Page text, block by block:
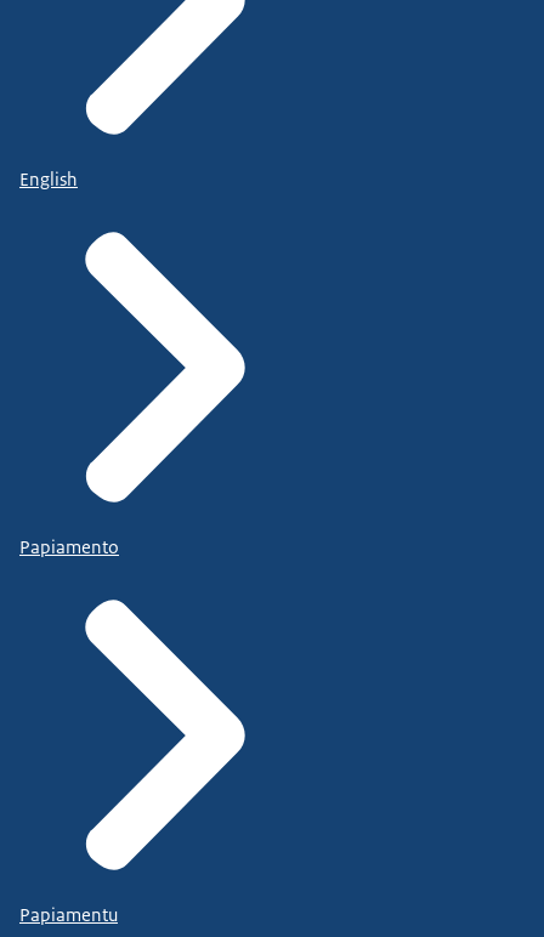
English
Papiamento
Papiamentu